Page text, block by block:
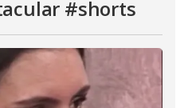
#shorts